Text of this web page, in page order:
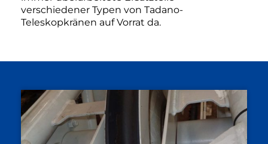
verschiedener Typen von Tadano-
Teleskopkränen auf Vorrat da.